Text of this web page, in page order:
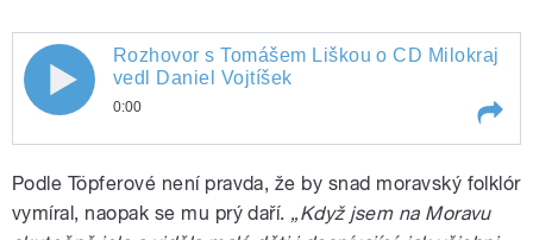
Rozhovor s Tomášem Liškou o CD
Milokraj vedl Daniel Vojtíšek
Rozhovor s Tomášem Liškou o CD Milokraj
vedl Daniel Vojtíšek
0:00
Milokraj vedl Daniel Vojtíšek
Podle Töpferové není pravda, že by snad moravský folklór
vymíral, naopak se mu prý daří. „Když jsem na Moravu